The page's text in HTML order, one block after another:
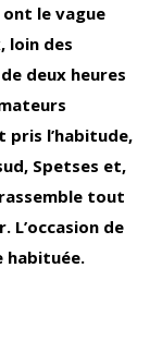
ont le vague
loin des
deux heures
pris l’habitude,
Spetses et,
tout
L’occasion de
habituée.